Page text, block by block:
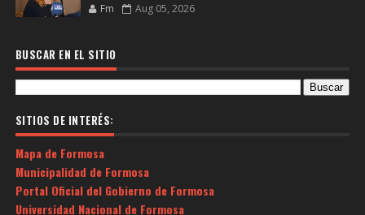
Fm Aug 05, 2026
BUSCAR EN EL SITIO
SITIOS DE INTERÉS:
Mapa de Formosa
Municipalidad de Formosa
Portal Oficial del Gobierno de Formosa
Universidad Nacional de Formosa